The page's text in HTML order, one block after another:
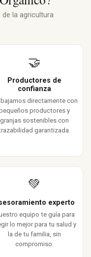
de la agricultura
🤝
Productores de
confianza
directamente con
productores y
granjas sostenibles con
garantizada.
💚
experto
equipo te guía para
lo mejor para tu salud y
la de tu familia, sin
compromiso.